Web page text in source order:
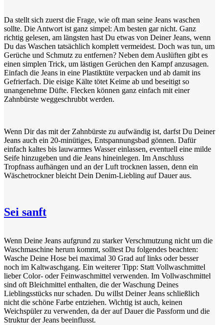
Da stellt sich zuerst die Frage, wie oft man seine Jeans waschen
sollte. Die Antwort ist ganz simpel: Am besten gar nicht. Ganz
richtig gelesen, am längsten hast Du etwas von Deiner Jeans, wenn
Du das Waschen tatsächlich komplett vermeidest. Doch was tun, um
Gerüche und Schmutz zu entfernen? Neben dem Auslüften gibt es
einen simplen Trick, um lästigen Gerüchen den Kampf anzusagen.
Einfach die Jeans in eine Plastiktüte verpacken und ab damit ins
Gefrierfach. Die eisige Kälte tötet Keime ab und beseitigt so
unangenehme Düfte. Flecken können ganz einfach mit einer
Zahnbürste weggeschrubbt werden.
Wenn Dir das mit der Zahnbürste zu aufwändig ist, darfst Du Deiner
Jeans auch ein 20-minütiges, Entspannungsbad gönnen. Dafür
einfach kaltes bis lauwarmes Wasser einlassen, eventuell eine milde
Seife hinzugeben und die Jeans hineinlegen. Im Anschluss
Tropfnass aufhängen und an der Luft trocknen lassen, denn ein
Wäschetrockner bleicht Dein Denim-Liebling auf Dauer aus.
Sei sanft
Wenn Deine Jeans aufgrund zu starker Verschmutzung nicht um die
Waschmaschine herum kommt, solltest Du folgendes beachten:
Wasche Deine Hose bei maximal 30 Grad auf links oder besser
noch im Kaltwaschgang. Ein weiterer Tipp: Statt Vollwaschmittel
lieber Color- oder Feinwaschmittel verwenden. Im Vollwaschmittel
sind oft Bleichmittel enthalten, die der Waschung Deines
Lieblingsstücks nur schaden. Du willst Deiner Jeans schließlich
nicht die schöne Farbe entziehen. Wichtig ist auch, keinen
Weichspüler zu verwenden, da der auf Dauer die Passform und die
Struktur der Jeans beeinflusst.